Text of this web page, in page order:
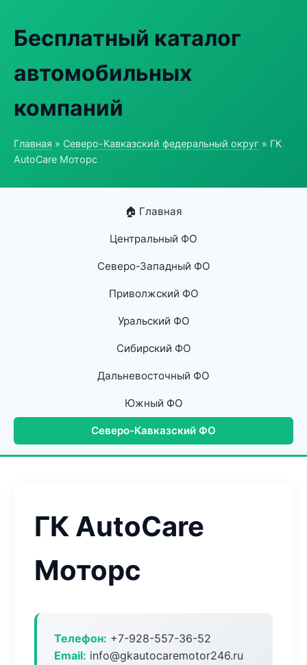
Бесплатный каталог
автомобильных
компаний
Главная » Северо-Кавказский федеральный округ » ГК
AutoCare Моторс
🏠 Главная
Центральный ФО
Северо-Западный ФО
Приволжский ФО
Уральский ФО
Сибирский ФО
Дальневосточный ФО
Южный ФО
Северо-Кавказский ФО
ГК AutoCare
Моторс
Телефон: +7-928-557-36-52
Email: info@gkautocaremotor246.ru